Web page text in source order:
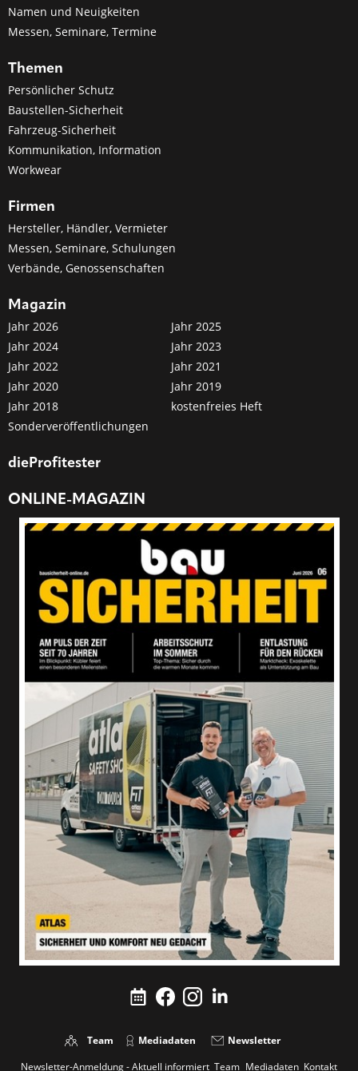
Namen und Neuigkeiten
Messen, Seminare, Termine
Themen
Persönlicher Schutz
Baustellen-Sicherheit
Fahrzeug-Sicherheit
Kommunikation, Information
Workwear
Firmen
Hersteller, Händler, Vermieter
Messen, Seminare, Schulungen
Verbände, Genossenschaften
Magazin
Jahr 2026
Jahr 2025
Jahr 2024
Jahr 2023
Jahr 2022
Jahr 2021
Jahr 2020
Jahr 2019
Jahr 2018
kostenfreies Heft
Sonderveröffentlichungen
dieProfitester
ONLINE-MAGAZIN
Team Mediadaten
Newsletter
Newsletter-Anmeldung - Aktuell informiert Team Mediadaten Kontakt